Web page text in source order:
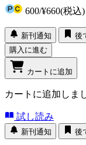
600/¥660(税込)
新刊通知
後
購入に進む
カートに追加
カートに追加しま
試し読み
新刊通知 後